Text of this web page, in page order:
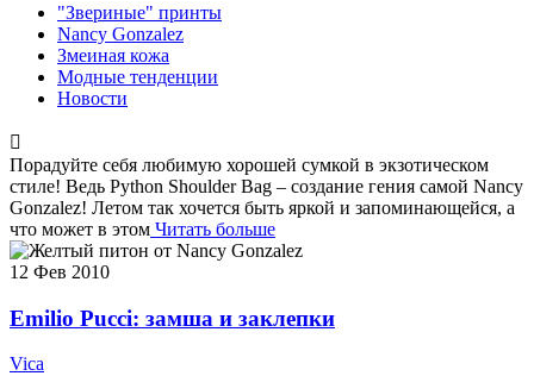
"Звериные" принты
Nancy Gonzalez
Змеиная кожа
Модные тенденции
Новости
Порадуйте себя любимую хорошей сумкой в экзотическом
стиле! Ведь Python Shoulder Bag – создание гения самой Nancy
Gonzalez! Летом так хочется быть яркой и запоминающейся, а
что может в этом Читать больше
12 Фев 2010
Emilio Pucci: замша и заклепки
Vica